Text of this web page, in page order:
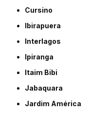
Cursino
Ibirapuera
Interlagos
Ipiranga
Itaim Bibi
Jabaquara
Jardim América